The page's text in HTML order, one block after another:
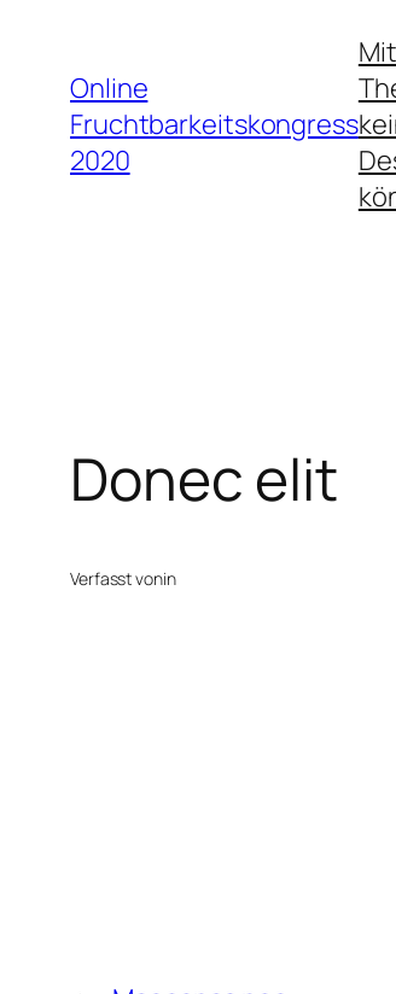
springen
Online
Fruchtbarkeitskongress
2020
Donec elit
Verfasst vonin